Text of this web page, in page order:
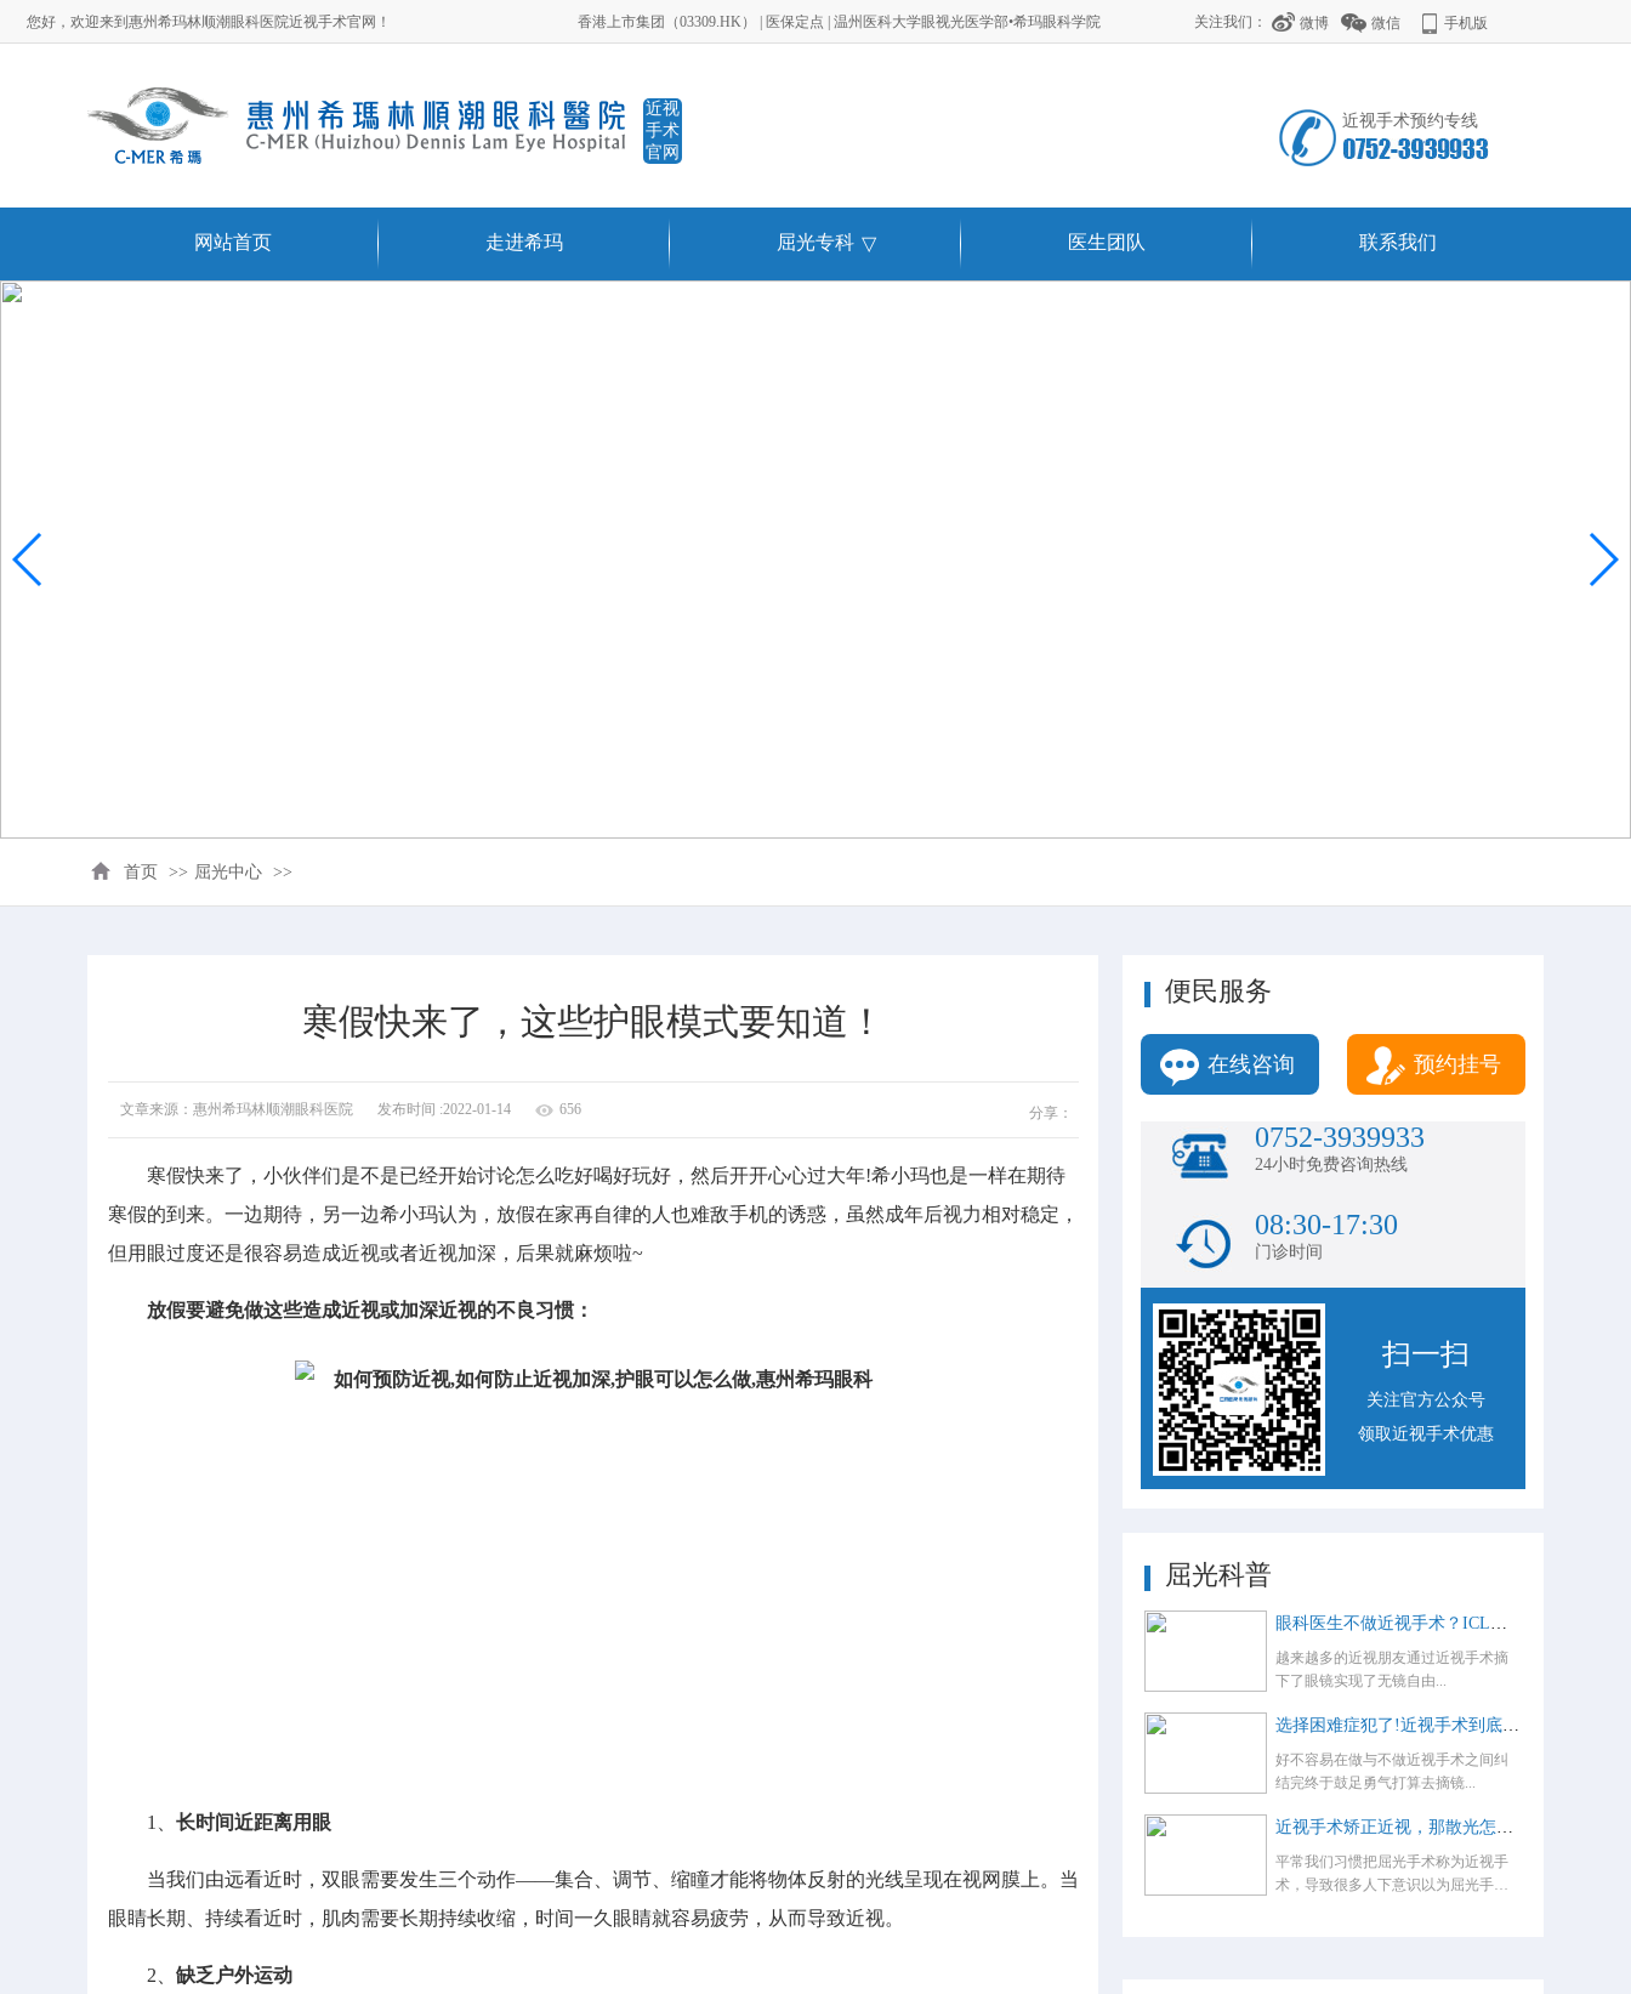
您好，欢迎来到惠州希玛林顺潮眼科医院近视手术官网！ 香港上市集团（03309.HK） | 医保定点 | 温州医科大学眼视光医学部•希玛眼科学院 关注我们： 微博 微信 手机版
近视
手术
官网
近视手术预约专线
网站首页 走进希玛 屈光专科 ▽ 医生团队 联系我们
首页 >> 屈光中心 >>
寒假快来了，这些护眼模式要知道！
文章来源：惠州希玛林顺潮眼科医院 发布时间 :2022-01-14 656 分享：
寒假快来了，小伙伴们是不是已经开始讨论怎么吃好喝好玩好，然后开开心心过大年!希小玛也是一样在期待
寒假的到来。一边期待，另一边希小玛认为，放假在家再自律的人也难敌手机的诱惑，虽然成年后视力相对稳定，
但用眼过度还是很容易造成近视或者近视加深，后果就麻烦啦~
放假要避免做这些造成近视或加深近视的不良习惯：
1、 长时间近距离用眼
当我们由远看近时，双眼需要发生三个动作——集合、调节、缩瞳才能将物体反射的光线呈现在视网膜上。当
眼睛长期、持续看近时，肌肉需要长期持续收缩，时间一久眼睛就容易疲劳，从而导致近视。
2、 缺乏户外运动
便民服务
在线咨询 预约挂号
0752-3939933
24小时免费咨询热线
08:30-17:30
门诊时间
扫一扫
关注官方公众号
领取近视手术优惠
屈光科普
眼科医生不做近视手术？ICL比激光手术好？这些近视手术谣言，别再信了！
越来越多的近视朋友通过近视手术摘
下了眼镜实现了无镜自由...
选择困难症犯了!近视手术到底怎么选？
好不容易在做与不做近视手术之间纠
结完终于鼓足勇气打算去摘镜...
近视手术矫正近视，那散光怎么办，术后还要戴眼镜吗？
平常我们习惯把屈光手术称为近视手
术，导致很多人下意识以为屈光手术